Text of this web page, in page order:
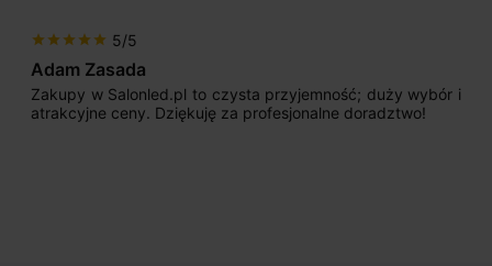
star star star star star 5/5
Adam Zasada
Zakupy w Salonled.pl to czysta przyjemność; duży wybór i
atrakcyjne ceny. Dziękuję za profesjonalne doradztwo!